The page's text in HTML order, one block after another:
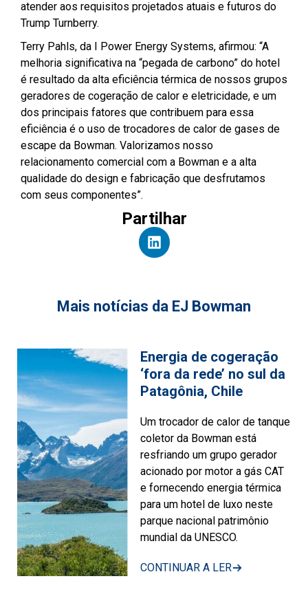
atender aos requisitos projetados atuais e futuros do
Trump Turnberry.
Terry Pahls, da I Power Energy Systems, afirmou: “A
melhoria significativa na “pegada de carbono” do hotel
é resultado da alta eficiência térmica de nossos grupos
geradores de cogeração de calor e eletricidade, e um
dos principais fatores que contribuem para essa
eficiência é o uso de trocadores de calor de gases de
escape da Bowman. Valorizamos nosso
relacionamento comercial com a Bowman e a alta
qualidade do design e fabricação que desfrutamos
com seus componentes”.
Partilhar
Mais notícias da EJ Bowman
Energia de cogeração
‘fora da rede’ no sul da
Patagônia, Chile
Um trocador de calor de tanque
coletor da Bowman está
resfriando um grupo gerador
acionado por motor a gás CAT
e fornecendo energia térmica
para um hotel de luxo neste
parque nacional patrimônio
mundial da UNESCO.
CONTINUAR A LER